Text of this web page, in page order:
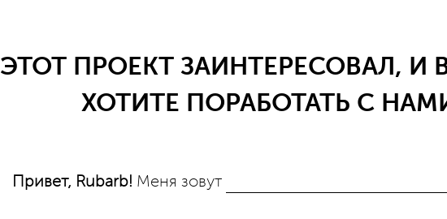
ЭТОТ ПРОЕКТ ЗАИНТЕРЕСОВАЛ, И
ХОТИТЕ ПОРАБОТАТЬ С
Привет, Rubarb! Меня зовут